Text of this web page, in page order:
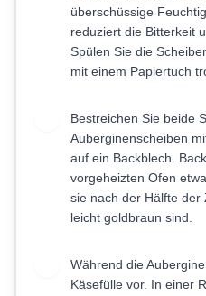
überschüssige
reduziert die Bitterkeit
Spülen Sie die
mit einem Papiertuch
Bestreichen Sie beide
Auberginenscheiben
auf ein Backblech.
vorgeheizten Ofen
sie nach der Hälfte der
leicht goldbraun sind.
Während die
Käsefülle vor. In einer